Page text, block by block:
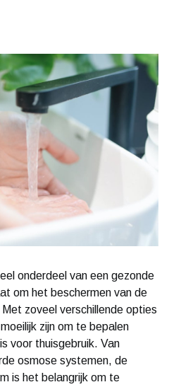
onderdeel van een gezonde
om het beschermen van de
zoveel verschillende opties
zijn om te bepalen
voor thuisgebruik. Van
osmose systemen, de
is het belangrijk om te